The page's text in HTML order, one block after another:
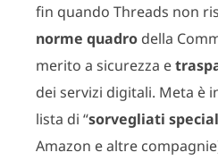
fin quando Threads non
norme quadrodella
merito a sicurezza e
dei servizi digitali. Meta è
lista di “sorvegliati
Amazon e altre